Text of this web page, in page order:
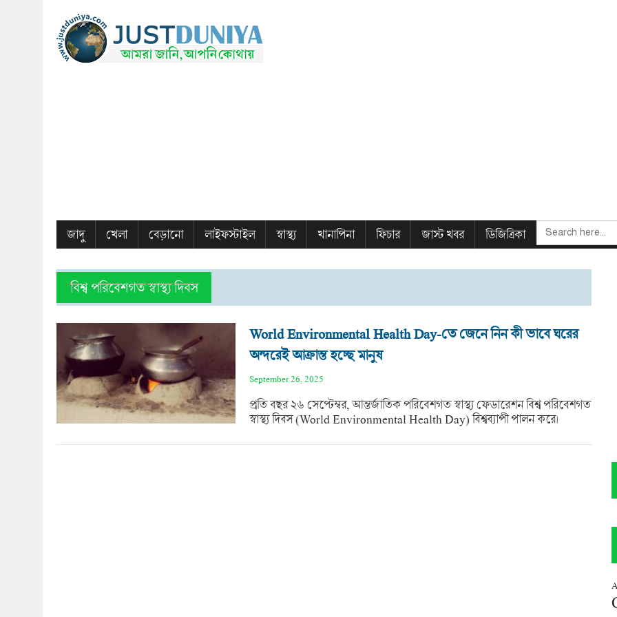
জাদু খেলা বেড়ানো লাইফস্টাইল স্বাস্থ্য খানাপিনা ফিচার জাস্ট খবর ডিজিত্রিকা
SEARCH
FOR:
বিশ্ব পরিবেশগত স্বাস্থ্য দিবস
World Environmental Health Day-তে জেনে নিন কী ভাবে ঘরের
অন্দরেই আক্রান্ত হচ্ছে মানুষ
September 26, 2025
প্রতি বছর ২৬ সেপ্টেম্বর, আন্তর্জাতিক পরিবেশগত স্বাস্থ্য ফেডারেশন বিশ্ব পরিবেশগত
স্বাস্থ্য দিবস (World Environmental Health Day) বিশ্বব্যাপী পালন করে।